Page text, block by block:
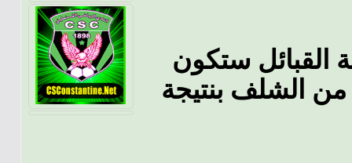
القبائل ستكون
من الشلف بنتيجة